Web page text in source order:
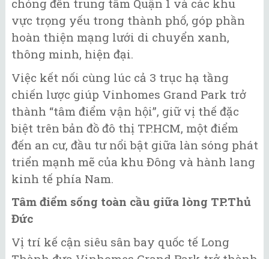
chóng đến trung tâm Quận 1 và các khu
vực trọng yếu trong thành phố, góp phần
hoàn thiện mạng lưới di chuyển xanh,
thông minh, hiện đại.
Việc kết nối cùng lúc cả 3 trục hạ tầng
chiến lược giúp Vinhomes Grand Park trở
thành “tâm điểm vận hội”, giữ vị thế đặc
biệt trên bản đồ đô thị TP.HCM, một điểm
đến an cư, đầu tư nổi bật giữa làn sóng phát
triển mạnh mẽ của khu Đông và hành lang
kinh tế phía Nam.
Tâm điểm sống toàn cầu giữa lòng TP.Thủ
Đức
Vị trí kế cận siêu sân bay quốc tế Long